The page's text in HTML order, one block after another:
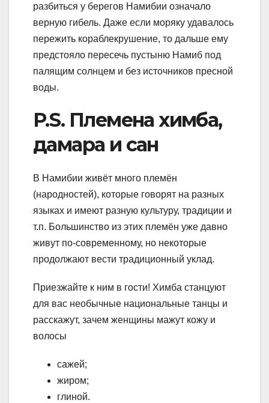
разбиться у берегов Намибии означало
верную гибель. Даже если моряку удавалось
пережить кораблекрушение, то дальше ему
предстояло пересечь пустыню Намиб под
палящим солнцем и без источников пресной
воды.
P.S. Племена химба,
дамара и сан
В Намибии живёт много племён
(народностей), которые говорят на разных
языках и имеют разную культуру, традиции и
т.п. Большинство из этих племён уже давно
живут по-современному, но некоторые
продолжают вести традиционный уклад.
Приезжайте к ним в гости! Химба станцуют
для вас необычные национальные танцы и
расскажут, зачем женщины мажут кожу и
волосы
сажей;
жиром;
глиной.